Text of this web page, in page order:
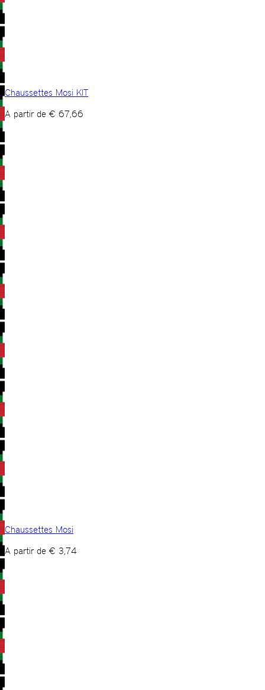
Chaussettes Mosi KIT
A partir de € 67,66
Chaussettes Mosi
A partir de € 3,74